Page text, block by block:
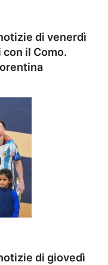
di venerdì
il Como.
di giovedì